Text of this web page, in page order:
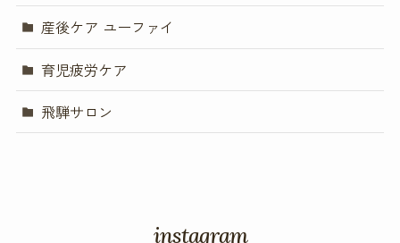
産後ケア ユーファイ
育児疲労ケア
飛騨サロン
instagram